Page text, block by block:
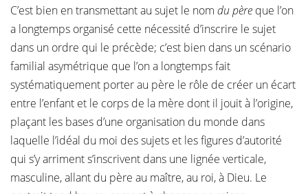
C’est bien en transmettant au sujet le nom du père que l’on
a longtemps organisé cette nécessité d’inscrire le sujet
dans un ordre qui le précède; c’est bien dans un scénario
familial asymétrique que l’on a longtemps fait
systématiquement porter au père le rôle de créer un écart
entre l’enfant et le corps de la mère dont il jouit à l’origine,
plaçant les bases d’une organisation du monde dans
laquelle l’idéal du moi des sujets et les figures d’autorité
qui s’y arriment s’inscrivent dans une lignée verticale,
masculine, allant du père au maître, au roi, à Dieu. Le